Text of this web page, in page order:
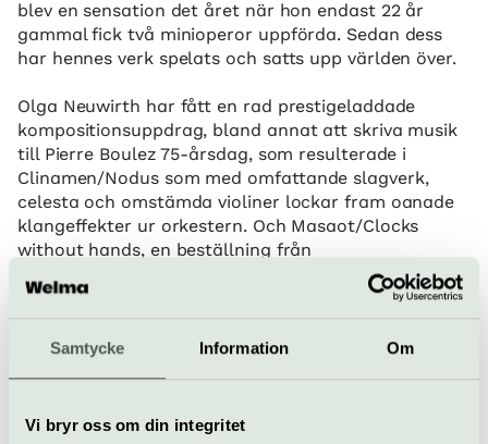
Samtycke Information Om
Vi bryr oss om din integritet
blev en sensation det året när hon endast 22 år
gammal fick två minioperor uppförda. Sedan dess
har hennes verk spelats och satts upp världen över.
Olga Neuwirth har fått en rad prestigeladdade
kompositionsuppdrag, bland annat att skriva musik
till Pierre Boulez 75-årsdag, som resulterade i
Clinamen/Nodus som med omfattande slagverk,
celesta och omstämda violiner lockar fram oanade
klangeffekter ur orkestern. Och Masaot/Clocks
without hands, en beställning från
Wienfilharmonikerna till 100-årsminnet av Gustav
Mahlers död. Hon hade just då två operor att
färdigställa så projektet sköts fram några år, men
grundidén kunde hon inte släppa: en poetisk
uppsluppen musik från balkan, men med en